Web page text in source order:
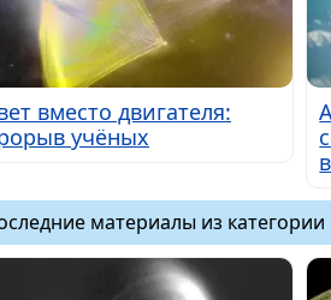
вместо двигателя:
учёных
материалы из